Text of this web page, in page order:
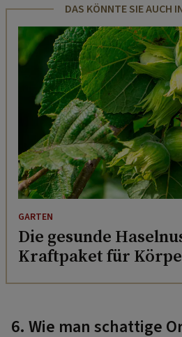
DAS KÖNNTE SIE AUCH
GARTEN
Die gesunde
Kraftpaket für
6. Wie man schattige